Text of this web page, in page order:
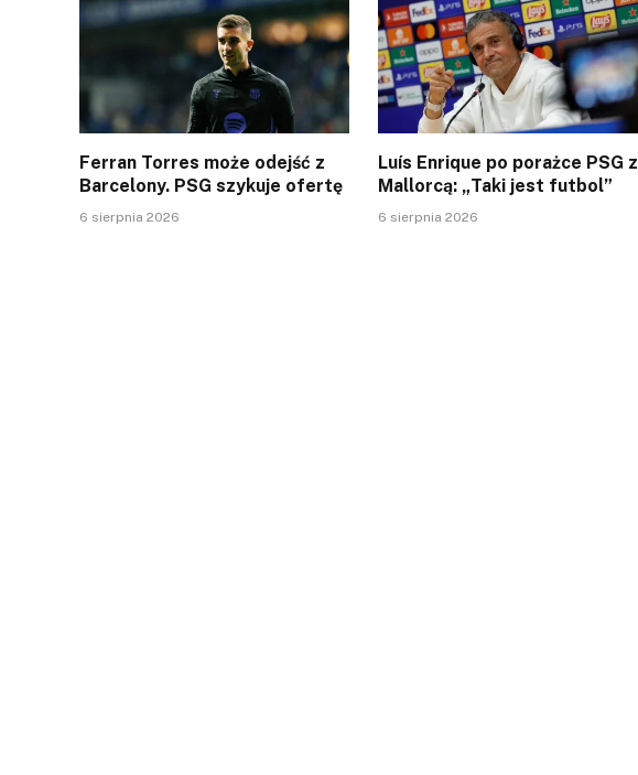
Ferran Torres może odejść z
Barcelony. PSG szykuje ofertę
6 sierpnia 2026
Luís Enrique po porażce PSG z
Mallorcą: „Taki jest futbol”
6 sierpnia 2026